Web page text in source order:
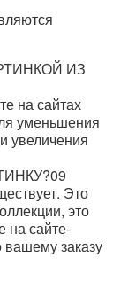
ИЗ
на сайтах
уменьшения
увеличения
09
Это
это
на сайте-
заказу